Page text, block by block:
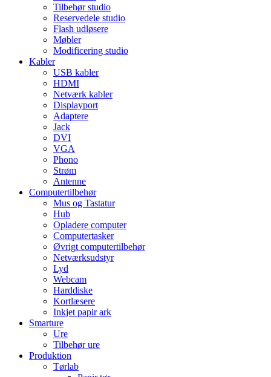
Tilbehør studio
Reservedele studio
Flash udløsere
Møbler
Modificering studio
Kabler
USB kabler
HDMI
Netværk kabler
Displayport
Adaptere
Jack
DVI
VGA
Phono
Strøm
Antenne
Computertilbehør
Mus og Tastatur
Hub
Opladere computer
Computertasker
Øvrigt computertilbehør
Netværksudstyr
Lyd
Webcam
Harddiske
Kortlæsere
Inkjet papir ark
Smarture
Ure
Tilbehør ure
Produktion
Tørlab